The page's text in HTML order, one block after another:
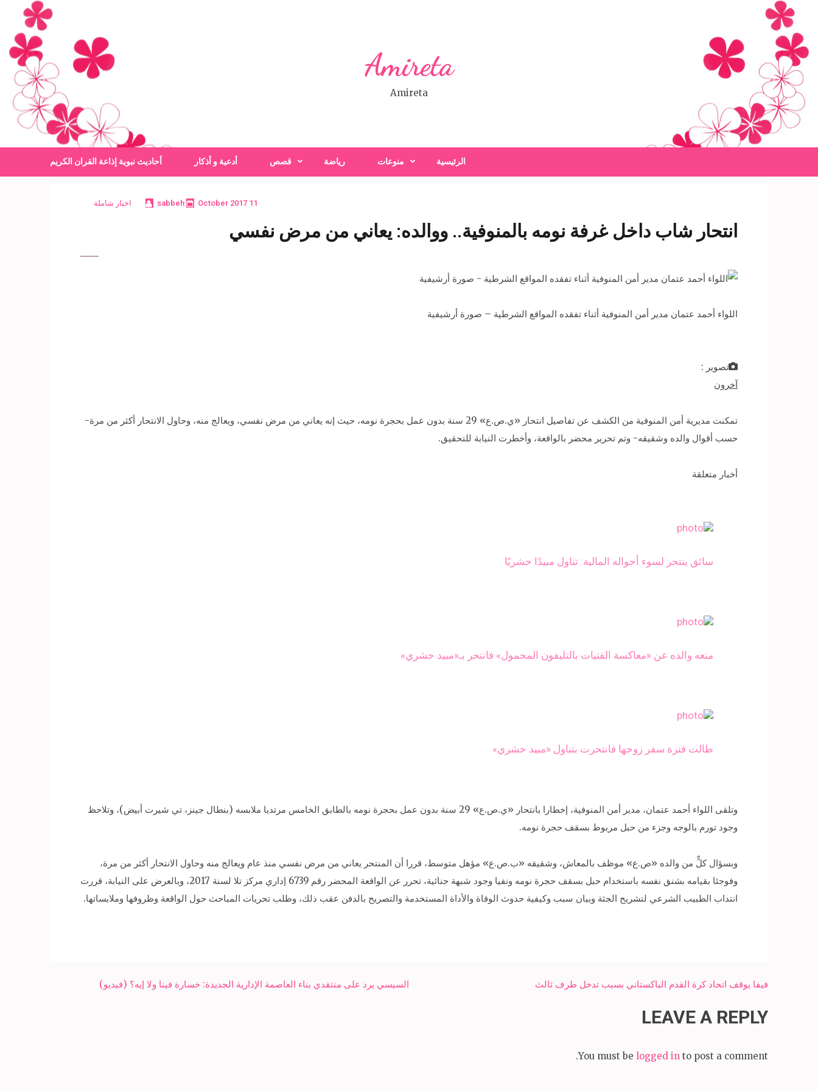
content
(Press
Enter)
Amireta
Amireta
الرئيسية منوعات رياضة قصص أدعية و أذكار أحاديث نبوية إذاعة القران الكريم
11 October 2017
sabbeh اخبار شاملة
انتحار شاب داخل غرفة نومه بالمنوفية.. ووالده: يعاني من مرض نفسي
اللواء أحمد عتمان مدير أمن المنوفية أثناء تفقده المواقع الشرطية – صورة أرشيفية
تصوير :
آخرون
تمكنت مديرية أمن المنوفية من الكشف عن تفاصيل انتحار «ي.ص.ع» 29 سنة بدون عمل بحجرة نومه، حيث إنه يعاني من مرض نفسي، ويعالج منه، وحاول الانتحار أكثر من مرة-
حسب أقوال والده وشقيقه- وتم تحرير محضر بالواقعة، وأخطرت النيابة للتحقيق.
أخبار متعلقة
سائق ينتحر لسوء أحواله المالية: تناول مبيدًا حشريًا
منعه والده عن «معاكسة الفتيات بالتليفون المحمول» فانتحر بـ«مبيد حشري»
طالت فترة سفر زوجها فانتحرت بتناول «مبيد حشري»
وتلقى اللواء أحمد عتمان، مدير أمن المنوفية، إخطارا بانتحار «ي.ص.ع» 29 سنة بدون عمل بحجرة نومه بالطابق الخامس مرتديا ملابسه (بنطال جينز، تي شيرت أبيض)، وتلاحظ
وجود تورم بالوجه وجزء من حبل مربوط بسقف حجرة نومه.
وبسؤال كلٍّ من والده «ص.ع» موظف بالمعاش، وشقيقه «ب.ص.ع» مؤهل متوسط، قررا أن المنتحر يعاني من مرض نفسي منذ عام ويعالج منه وحاول الانتحار أكثر من مرة،
وفوجئا بقيامه بشنق نفسه باستخدام حبل بسقف حجرة نومه ونفيا وجود شبهة جنائية، تحرر عن الواقعة المحضر رقم 6739 إداري مركز تلا لسنة 2017، وبالعرض على النيابة، قررت
انتداب الطبيب الشرعي لتشريح الجثة وبيان سبب وكيفية حدوث الوفاة والأداة المستخدمة والتصريح بالدفن عقب ذلك، وطلب تحريات المباحث حول الواقعة وظروفها وملابساتها.
Post
السيسي يرد على منتقدي بناء العاصمة الإدارية الجديدة: خسارة فينا ولا إيه؟ (فيديو) فيفا يوقف اتحاد كرة القدم الباكستاني بسبب تدخل طرف ثالث
LEAVE A REPLY
You must be logged in to post a comment.